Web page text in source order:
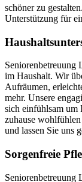
schöner zu
Unterstützung für
Seniorenbetreuung
im Haushalt. Wir
Aufräumen,
mehr. Unsere
sich einfühlsam um
zuhause
und lassen Sie uns
Sorgenfreie
Seniorenbetreuung